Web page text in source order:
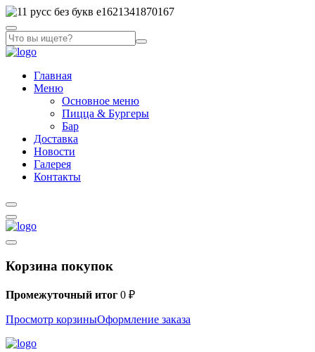
Главная
Меню
Основное меню
Пицца & Бургеры
Бар
Доставка
Новости
Галерея
Контакты
Корзина покупок
Промежуточный итог 0 ₽
Просмотр корзиныОформление заказа